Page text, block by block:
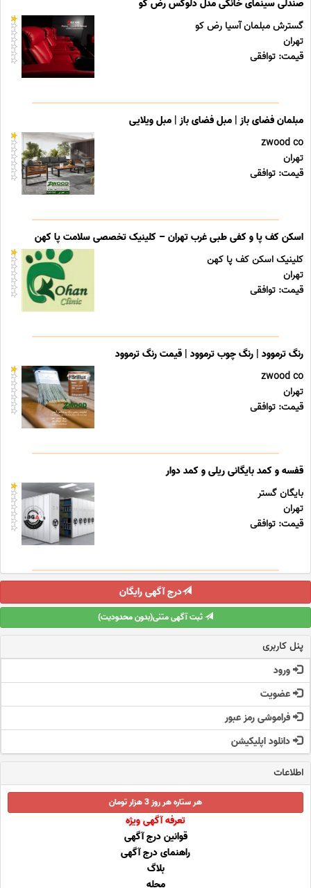
صندلی سینمای خانگی مدل دلوکس رض کو
گسترش مبلمان آسیا رض کو
تهران
قیمت: توافقی
مبلمان فضای باز | مبل فضای باز | مبل ویلایی
zwood co
تهران
قیمت: توافقی
اسکن کف پا و کفی طبی غرب تهران – کلینیک تخصصی سلامت پا کهن
کلینیک اسکن کف پا کهن
تهران
قیمت: توافقی
رنگ ترموود | رنگ چوب ترموود | قیمت رنگ ترموود
zwood co
تهران
قیمت: توافقی
قفسه و کمد بایگانی ریلی و کمد دوار
بایگان گستر
تهران
قیمت: توافقی
درج آگهی رایگان
ثبت آگهی متنی(بدون محدودیت)
پنل کاربری
ورود
عضویت
فراموشی رمز عبور
دانلود اپلیکیشن
اطلاعات
هر ستاره هر روز 3 هزار تومان
تعرفه آگهی ویژه
قوانین درج آگهی
راهنمای درج آگهی
بلاگ